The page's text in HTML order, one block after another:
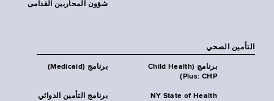
شؤون المحاربين القدامى
التأمين الصحي
برنامج (Medicaid)
برنامج (Child Health
Plus: CHP)
برنامج التأمين الدوائي
NY State of Health